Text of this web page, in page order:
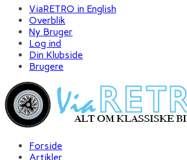
ViaRETRO in English
Overblik
Ny Bruger
Log ind
Din Klubside
Brugere
Forside
Artikler